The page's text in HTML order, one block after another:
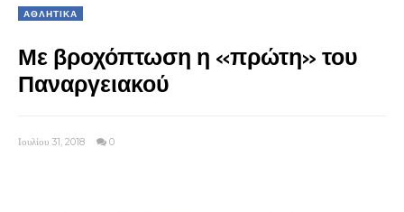
ΑΘΛΗΤΙΚΑ
Με βροχόπτωση η «πρώτη» του
Παναργειακού
Ιουλίου 31, 2018 0